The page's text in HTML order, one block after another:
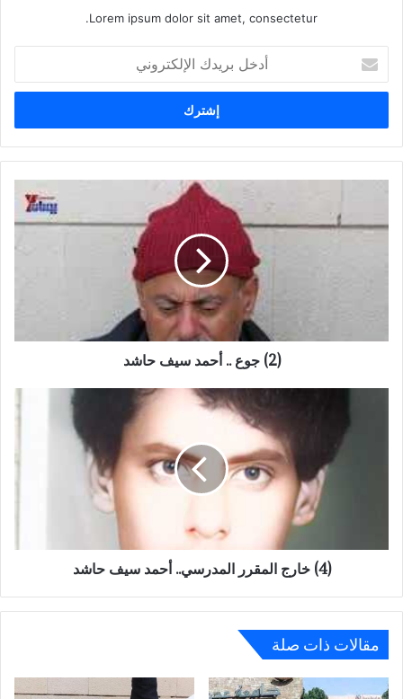
Lorem ipsum dolor sit amet, consectetur.
بريدك
الإلكتروني
..
(2) جوع .. أحمد سيف حاشد
المدرسي..
(4) خارج المقرر المدرسي.. أحمد سيف حاشد
مقالات ذات صلة